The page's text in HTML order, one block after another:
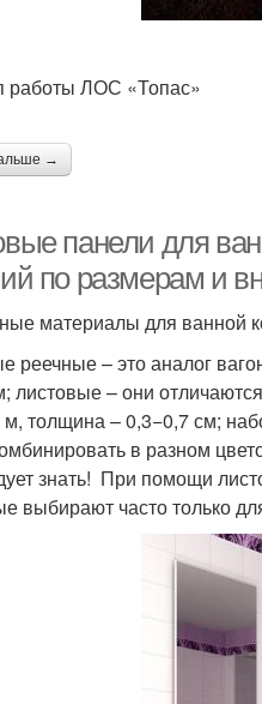
работы ЛОС «Топас»
→
панели для
по размерам и
материалы для ванной
реечные – это аналог
листовые – они
м, толщина – 0,3−0,7 см;
в разном
знать! При помощи
выбирают часто только